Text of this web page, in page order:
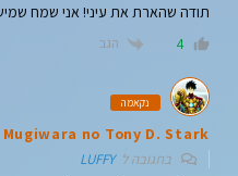
תודה שהארת את עיני! אני שמח
4 הגב
נקאמה
Mugiwara no Tony D. Stark
בתגובה לLUFFY